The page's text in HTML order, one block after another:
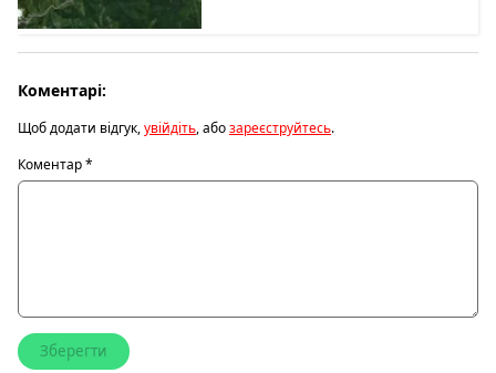
Коментарі:
Щоб додати відгук,увійдіть, абозареєструйтесь.
Коментар*